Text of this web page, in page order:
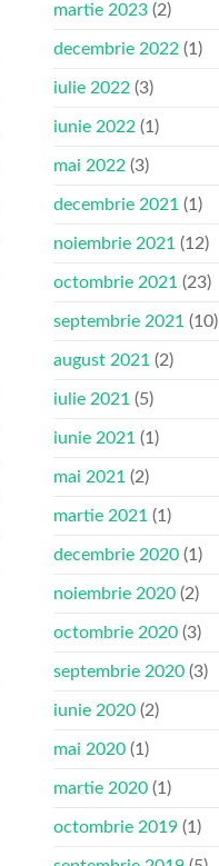
martie 2023 (2)
decembrie 2022 (1)
iulie 2022 (3)
iunie 2022 (1)
mai 2022 (3)
decembrie 2021 (1)
noiembrie 2021 (12)
octombrie 2021 (23)
septembrie 2021 (10)
august 2021 (2)
iulie 2021 (5)
iunie 2021 (1)
mai 2021 (2)
martie 2021 (1)
decembrie 2020 (1)
noiembrie 2020 (2)
octombrie 2020 (3)
septembrie 2020 (3)
iunie 2020 (2)
mai 2020 (1)
martie 2020 (1)
octombrie 2019 (1)